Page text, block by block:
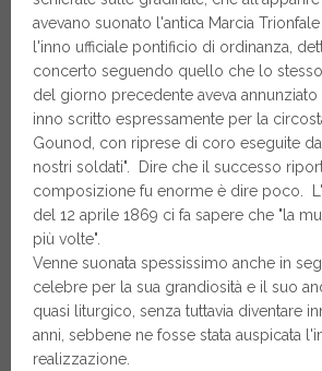
avevano suonato l'antica Marcia
l'inno ufficiale pontificio di ordinanza,
concerto seguendo quello che lo
del giorno precedente aveva
inno scritto espressamente per la
Gounod, con riprese di coro eseguite
nostri soldati". Dire che il successo
composizione fu enorme è dire poco.
del 12 aprile 1869 ci fa sapere che "la
più volte".
Venne suonata spessissimo anche in
celebre per la sua grandiosità e il suo
quasi liturgico, senza tuttavia diventare
anni, sebbene ne fosse stata auspicata
realizzazione.